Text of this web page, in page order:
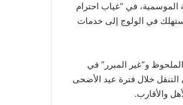
الموسمية، في “غياب احترام
في الولوج إلى خدمات
و”غير المبرر” في
التنقل خلال فترة عيد الأضحى
والأقارب.